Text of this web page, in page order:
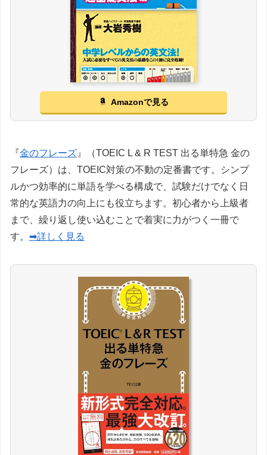
Amazonで見る
『金のフレーズ 』（TOEIC L & R TEST 出る単特急 金の
フレーズ）は、TOEIC対策の不動の定番書です。シンプ
ルかつ効率的に単語を学べる構成で、試験だけでなく日
常的な英語力の向上にも役立ちます。初心者から上級者
まで、繰り返し使い込むことで着実に力がつく一冊で
す。 ➡詳しく見る